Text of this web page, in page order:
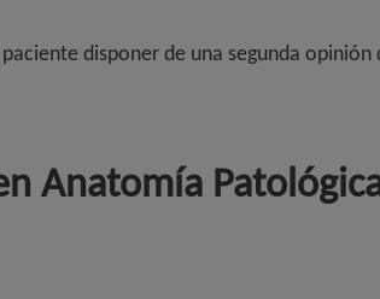
disponer de una segunda
Anatomía